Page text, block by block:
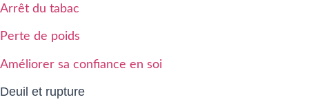
Arrêt du tabac
Perte de poids
Améliorer sa confiance en soi
Deuil et rupture